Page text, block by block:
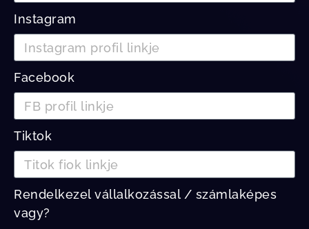
Instagram
Facebook
Tiktok
Rendelkezel vállalkozással / számlaképes
vagy?